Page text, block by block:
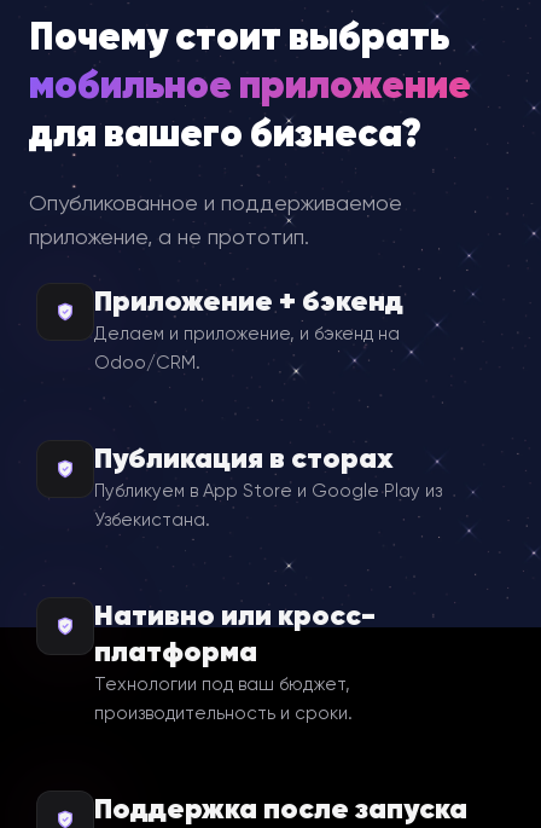
Почему стоит выбрать
мобильное приложение
для вашего бизнеса?
Опубликованное и поддерживаемое
приложение, а не прототип.
Приложение + бэкенд
Делаем и приложение, и бэкенд на
Odoo/CRM.
Публикация в сторах
Публикуем в App Store и Google Play из
Узбекистана.
Нативно или кросс-
платформа
Технологии под ваш бюджет,
производительность и сроки.
Поддержка после запуска